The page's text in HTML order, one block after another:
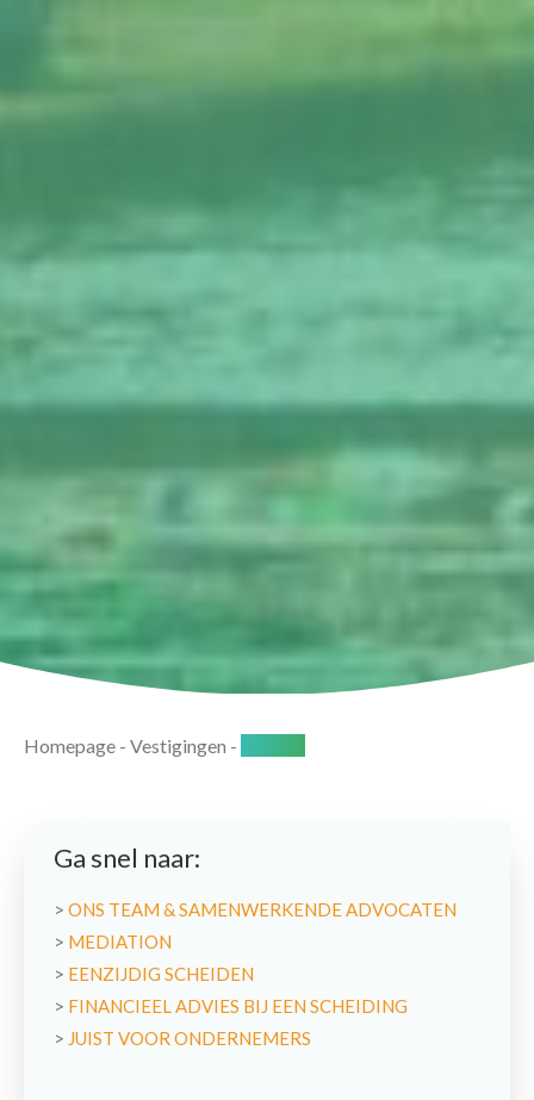
Homepage - Vestigingen -
Ga snel naar:
> ONS TEAM & SAMENWERKENDE ADVOCATEN
> MEDIATION
> EENZIJDIG SCHEIDEN
> FINANCIEEL ADVIES BIJ EEN SCHEIDING
> JUIST VOOR ONDERNEMERS